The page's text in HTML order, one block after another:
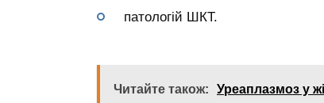
патологій ШКТ.
Читайте також:
Уреаплазмоз у